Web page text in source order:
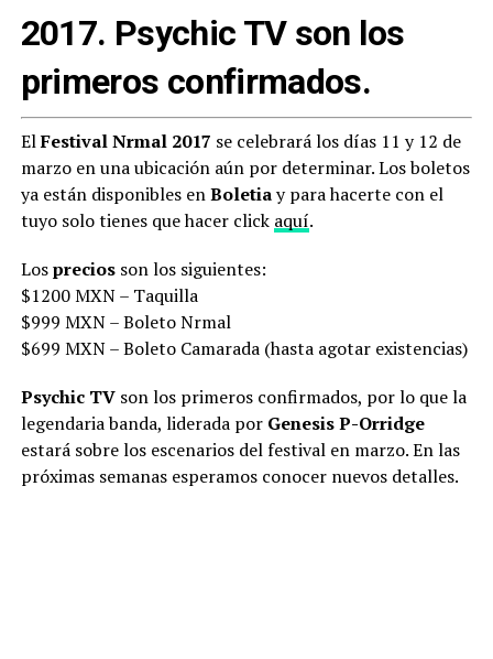
2017. Psychic TV son los
primeros confirmados.
ElFestival Nrmal 2017 se celebrará los días 11 y 12 de
marzo en una ubicación aún por determinar. Los boletos
ya están disponibles enBoletiay para hacerte con el
tuyo solo tienes que hacer click aquí.
Lospreciosson los siguientes:
$1200 MXN – Taquilla
$999 MXN – Boleto Nrmal
$699 MXN – Boleto Camarada (hasta agotar existencias)
Psychic TVson los primeros confirmados, por lo que la
legendaria banda, liderada por Genesis P-Orridge
estará sobre los escenarios del festival en marzo. En las
próximas semanas esperamos conocer nuevos detalles.